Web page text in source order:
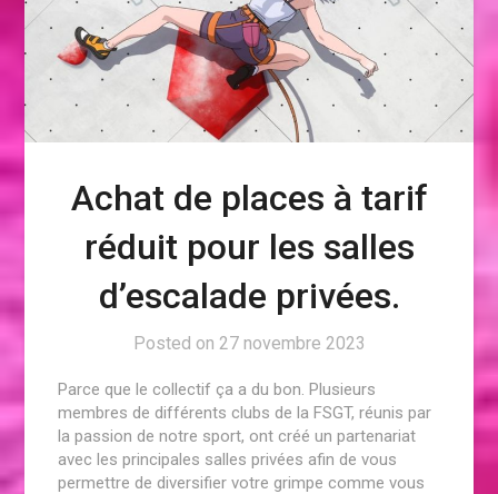
Achat de places à tarif
réduit pour les salles
d’escalade privées.
Posted on 27 novembre 2023
Parce que le collectif ça a du bon. Plusieurs
membres de différents clubs de la FSGT, réunis par
la passion de notre sport, ont créé un partenariat
avec les principales salles privées afin de vous
permettre de diversifier votre grimpe comme vous